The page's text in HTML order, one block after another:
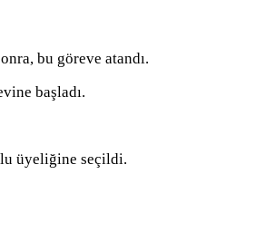
bu göreve atandı.
başladı.
üyeliğine seçildi.